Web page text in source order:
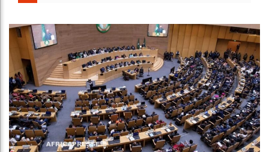
Guinée
Bénin :